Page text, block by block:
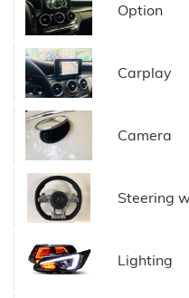
Option
Carplay
Camera
Steering
Lighting